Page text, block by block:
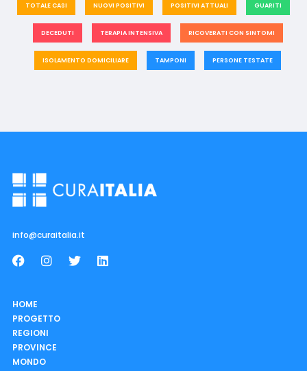
TOTALE CASI NUOVI POSITIVI POSITIVI ATTUALI GUARITI
DECEDUTI TERAPIA INTENSIVA RICOVERATI CON SINTOMI
ISOLAMENTO DOMICILIARE TAMPONI PERSONE TESTATE
info@curaitalia.it
HOME
PROGETTO
REGIONI
PROVINCE
MONDO